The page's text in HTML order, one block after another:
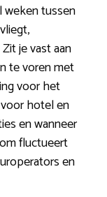
weken tussen
je vast aan
te voren met
voor het
hotel en
en wanneer
fluctueert
en